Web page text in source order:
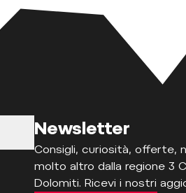
Newsletter
Consigli, curiosità, offerte,
molto altro dalla regione 3
Dolomiti. Ricevi i nostri